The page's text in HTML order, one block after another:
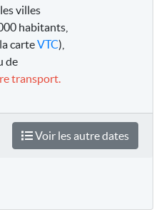
villes
habitants,
carteVTC),
de
transport.
Voir les autre dates